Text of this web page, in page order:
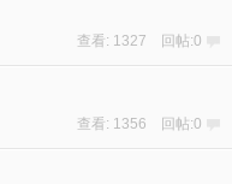
查看: 1327 回帖:0
查看: 1356 回帖:0